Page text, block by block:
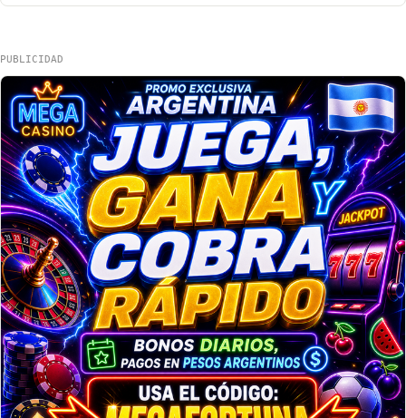
PUBLICIDAD